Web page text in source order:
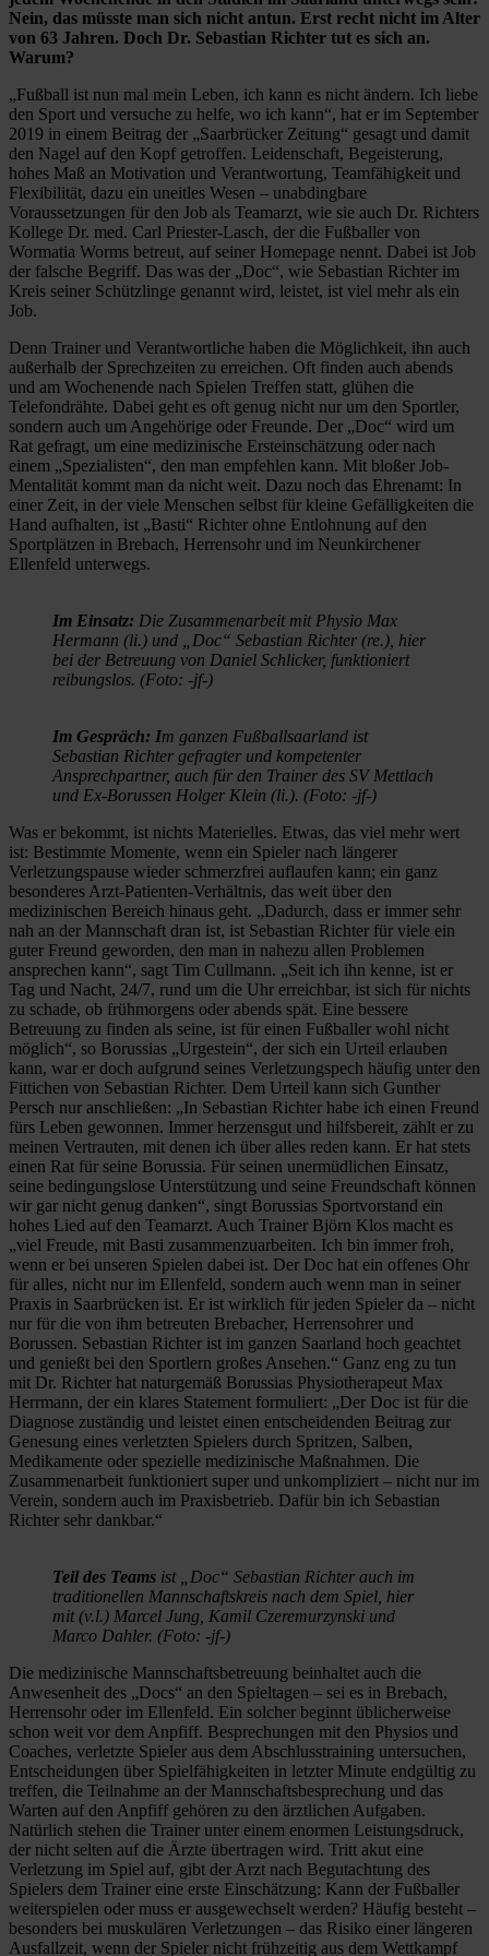
Nein, das müsste man sich nicht antun. Erst recht nicht im Alter
von 63 Jahren. Doch Dr. Sebastian Richter tut es sich an.
Warum?
„Fußball ist nun mal mein Leben, ich kann es nicht ändern. Ich liebe
den Sport und versuche zu helfe, wo ich kann“, hat er im September
2019 in einem Beitrag der „Saarbrücker Zeitung“ gesagt und damit
den Nagel auf den Kopf getroffen. Leidenschaft, Begeisterung,
hohes Maß an Motivation und Verantwortung, Teamfähigkeit und
Flexibilität, dazu ein uneitles Wesen – unabdingbare
Voraussetzungen für den Job als Teamarzt, wie sie auch Dr. Richters
Kollege Dr. med. Carl Priester-Lasch, der die Fußballer von
Wormatia Worms betreut, auf seiner Homepage nennt. Dabei ist Job
der falsche Begriff. Das was der „Doc“, wie Sebastian Richter im
Kreis seiner Schützlinge genannt wird, leistet, ist viel mehr als ein
Job.
Denn Trainer und Verantwortliche haben die Möglichkeit, ihn auch
außerhalb der Sprechzeiten zu erreichen. Oft finden auch abends
und am Wochenende nach Spielen Treffen statt, glühen die
Telefondrähte. Dabei geht es oft genug nicht nur um den Sportler,
sondern auch um Angehörige oder Freunde. Der „Doc“ wird um
Rat gefragt, um eine medizinische Ersteinschätzung oder nach
einem „Spezialisten“, den man empfehlen kann. Mit bloßer Job-
Mentalität kommt man da nicht weit. Dazu noch das Ehrenamt: In
einer Zeit, in der viele Menschen selbst für kleine Gefälligkeiten die
Hand aufhalten, ist „Basti“ Richter ohne Entlohnung auf den
Sportplätzen in Brebach, Herrensohr und im Neunkirchener
Ellenfeld unterwegs.
Im Einsatz: Die Zusammenarbeit mit Physio Max
Hermann (li.) und „Doc“ Sebastian Richter (re.), hier
bei der Betreuung von Daniel Schlicker, funktioniert
reibungslos. (Foto: -jf-)
Im Gespräch: Im ganzen Fußballsaarland ist
Sebastian Richter gefragter und kompetenter
Ansprechpartner, auch für den Trainer des SV Mettlach
und Ex-Borussen Holger Klein (li.). (Foto: -jf-)
Was er bekommt, ist nichts Materielles. Etwas, das viel mehr wert
ist: Bestimmte Momente, wenn ein Spieler nach längerer
Verletzungspause wieder schmerzfrei auflaufen kann; ein ganz
besonderes Arzt-Patienten-Verhältnis, das weit über den
medizinischen Bereich hinaus geht. „Dadurch, dass er immer sehr
nah an der Mannschaft dran ist, ist Sebastian Richter für viele ein
guter Freund geworden, den man in nahezu allen Problemen
ansprechen kann“, sagt Tim Cullmann. „Seit ich ihn kenne, ist er
Tag und Nacht, 24/7, rund um die Uhr erreichbar, ist sich für nichts
zu schade, ob frühmorgens oder abends spät. Eine bessere
Betreuung zu finden als seine, ist für einen Fußballer wohl nicht
möglich“, so Borussias „Urgestein“, der sich ein Urteil erlauben
kann, war er doch aufgrund seines Verletzungspech häufig unter den
Fittichen von Sebastian Richter. Dem Urteil kann sich Gunther
Persch nur anschließen: „In Sebastian Richter habe ich einen Freund
fürs Leben gewonnen. Immer herzensgut und hilfsbereit, zählt er zu
meinen Vertrauten, mit denen ich über alles reden kann. Er hat stets
einen Rat für seine Borussia. Für seinen unermüdlichen Einsatz,
seine bedingungslose Unterstützung und seine Freundschaft können
wir gar nicht genug danken“, singt Borussias Sportvorstand ein
hohes Lied auf den Teamarzt. Auch Trainer Björn Klos macht es
„viel Freude, mit Basti zusammenzuarbeiten. Ich bin immer froh,
wenn er bei unseren Spielen dabei ist. Der Doc hat ein offenes Ohr
für alles, nicht nur im Ellenfeld, sondern auch wenn man in seiner
Praxis in Saarbrücken ist. Er ist wirklich für jeden Spieler da – nicht
nur für die von ihm betreuten Brebacher, Herrensohrer und
Borussen. Sebastian Richter ist im ganzen Saarland hoch geachtet
und genießt bei den Sportlern großes Ansehen.“ Ganz eng zu tun
mit Dr. Richter hat naturgemäß Borussias Physiotherapeut Max
Herrmann, der ein klares Statement formuliert: „Der Doc ist für die
Diagnose zuständig und leistet einen entscheidenden Beitrag zur
Genesung eines verletzten Spielers durch Spritzen, Salben,
Medikamente oder spezielle medizinische Maßnahmen. Die
Zusammenarbeit funktioniert super und unkompliziert – nicht nur im
Verein, sondern auch im Praxisbetrieb. Dafür bin ich Sebastian
Richter sehr dankbar.“
Teil des Teams ist „Doc“ Sebastian Richter auch im
traditionellen Mannschaftskreis nach dem Spiel, hier
mit (v.l.) Marcel Jung, Kamil Czeremurzynski und
Marco Dahler. (Foto: -jf-)
Die medizinische Mannschaftsbetreuung beinhaltet auch die
Anwesenheit des „Docs“ an den Spieltagen – sei es in Brebach,
Herrensohr oder im Ellenfeld. Ein solcher beginnt üblicherweise
schon weit vor dem Anpfiff. Besprechungen mit den Physios und
Coaches, verletzte Spieler aus dem Abschlusstraining untersuchen,
Entscheidungen über Spielfähigkeiten in letzter Minute endgültig zu
treffen, die Teilnahme an der Mannschaftsbesprechung und das
Warten auf den Anpfiff gehören zu den ärztlichen Aufgaben.
Natürlich stehen die Trainer unter einem enormen Leistungsdruck,
der nicht selten auf die Ärzte übertragen wird. Tritt akut eine
Verletzung im Spiel auf, gibt der Arzt nach Begutachtung des
Spielers dem Trainer eine erste Einschätzung: Kann der Fußballer
weiterspielen oder muss er ausgewechselt werden? Häufig besteht –
besonders bei muskulären Verletzungen – das Risiko einer längeren
Ausfallzeit, wenn der Spieler nicht frühzeitig aus dem Wettkampf